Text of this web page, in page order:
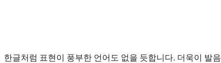
한글처럼 표현이 풍부한 언어도 없을 듯합니다. 더욱이 발